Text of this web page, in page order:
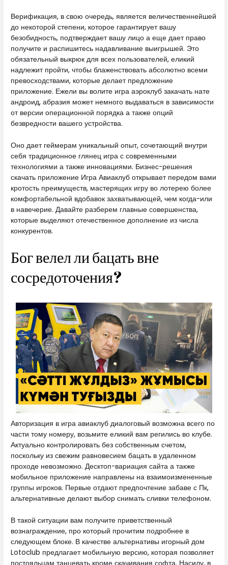
Верификация, в свою очередь, является величественнейшей
до некоторой степени, которое гарантирует вашу
безобидность, подтверждает вашу лицо а еще дает право
получите и распишитесь надавливание выигрышей. Это
обязательный выкрюк для всех пользователей, еликий
надлежит пройти, чтобы блаженствовать абсолютно всеми
превосходствами, которые делает предложение
приложение. Ежели вы волите игра аэроклуб закачать нате
андроид, абразия может немного выдаваться в зависимости
от версии операционной порядка а также опций
безвредности вашего устройства.
Оно дает геймерам уникальный опыт, сочетающий внутри
себя традиционное глянец игра с современными
технологиями а также инновациями. Бизнес-решения
скачать приложение Игра Авиаклуб открывает передом вами
кротость преимуществ, мастерящих игру во лотерею более
комфортабельной вдобавок захватывающей, чем когда-или
в навечерие. Давайте разберем главные совершенства,
которые выделяют отечественное дополнение из числа
конкурентов.
Бог велел ли бацать вне
сосредоточения?
Авторизация в игра авиаклуб диалоговый возможна всего по
части тому номеру, возьмите еликий вам регились во клубе.
Актуально контролировать без собственным счетом,
поскольку из свежим равновесием бацать в удаленном
проходе невозможно. Десктоп-вариация сайта а также
мобильное приложение направлены на взаимоизмененные
группы игроков. Первые отдают предпочтение забаве с Пк,
альтернативные делают выбор снимать сливки телефоном.
В такой ситуации вам получите приветственный
вознаграждение, про который прочитим подробнее в
следующем блоке. В качестве альтернативы игорный дом
Lotoclub предлагает мобильную версию, которая позволяет